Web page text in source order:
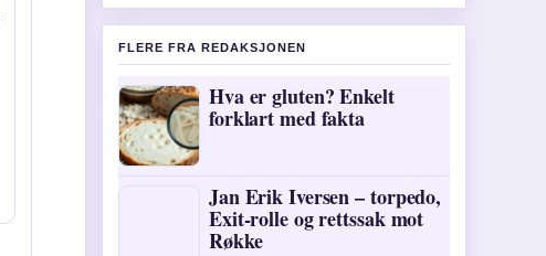
FLERE FRA REDAKSJONEN
Hva er gluten? Enkelt
forklart med fakta
Jan Erik Iversen – torpedo,
Exit-rolle og rettssak mot
Røkke